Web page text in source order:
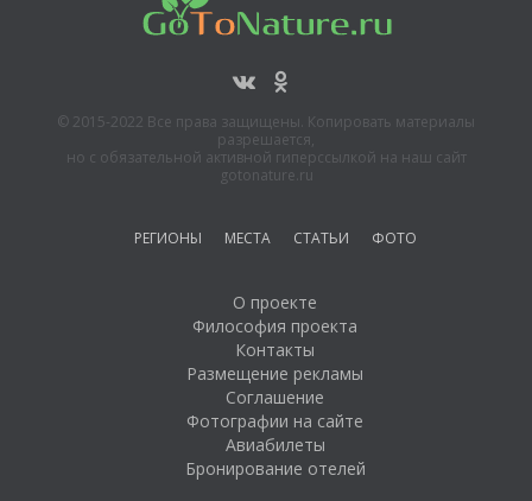
© 2015-2022 Все права защищены. Копировать материалы
разрешается,
но с обязательной активной гиперссылкой на наш сайт
gotonature.ru
РЕГИОНЫ МЕСТА СТАТЬИ ФОТО
О проекте
Философия проекта
Контакты
Размещение рекламы
Соглашение
Фотографии на сайте
Авиабилеты
Бронирование отелей